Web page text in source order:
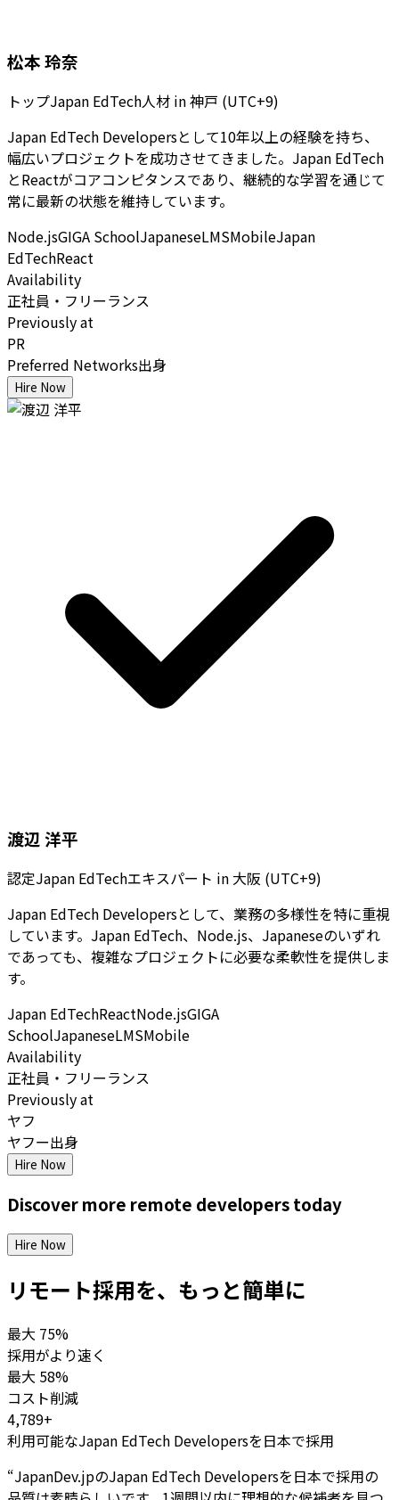
松本 玲奈
トップJapan EdTech人材 in神戸 (UTC+9)
Japan EdTech Developersとして10年以上の経験を持ち、
幅広いプロジェクトを成功させてきました。Japan EdTech
とReactがコアコンピタンスであり、継続的な学習を通じて
常に最新の状態を維持しています。
Node.jsGIGA SchoolJapaneseLMSMobileJapan
EdTechReact
Availability
正社員・フリーランス
Previously at
PR
Preferred Networks出身
Hire Now
渡辺 洋平
認定Japan EdTechエキスパート in 大阪 (UTC+9)
Japan EdTech Developersとして、業務の多様性を特に重視
しています。Japan EdTech、Node.js、Japaneseのいずれ
であっても、複雑なプロジェクトに必要な柔軟性を提供しま
す。
Japan EdTechReactNode.jsGIGA
SchoolJapaneseLMSMobile
Availability
正社員・フリーランス
Previously at
ヤフ
ヤフー出身
Hire Now
Discover more remote developerstoday
Hire Now
リモート採用を、もっと簡単に
最大 75%
採用がより速く
最大 58%
コスト削減
4,789+
利用可能なJapan EdTech Developersを日本で採用
“JapanDev.jpのJapan EdTech Developersを日本で採用の